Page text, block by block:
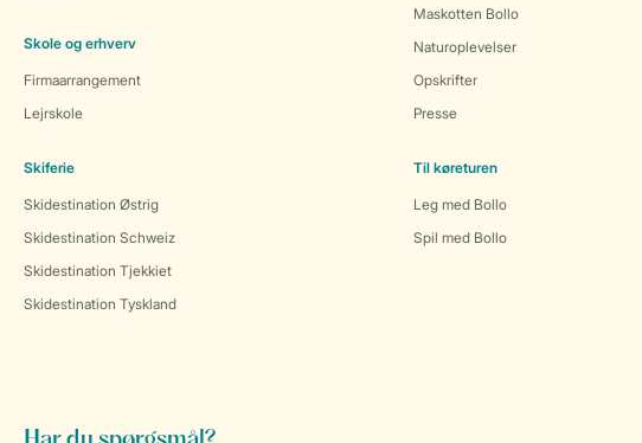
Skole og erhverv
Firmaarrangement
Lejrskole
Skiferie
Skidestination Østrig
Skidestination Schweiz
Skidestination Tjekkiet
Skidestination Tyskland
Maskotten Bollo
Naturoplevelser
Opskrifter
Presse
Til køreturen
Leg med Bollo
Spil med Bollo